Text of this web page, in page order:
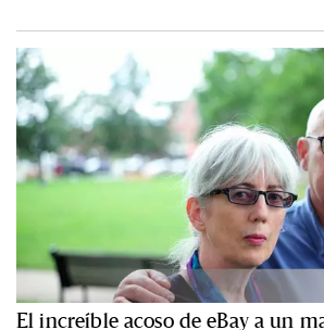
El increíble acoso de eBay a un